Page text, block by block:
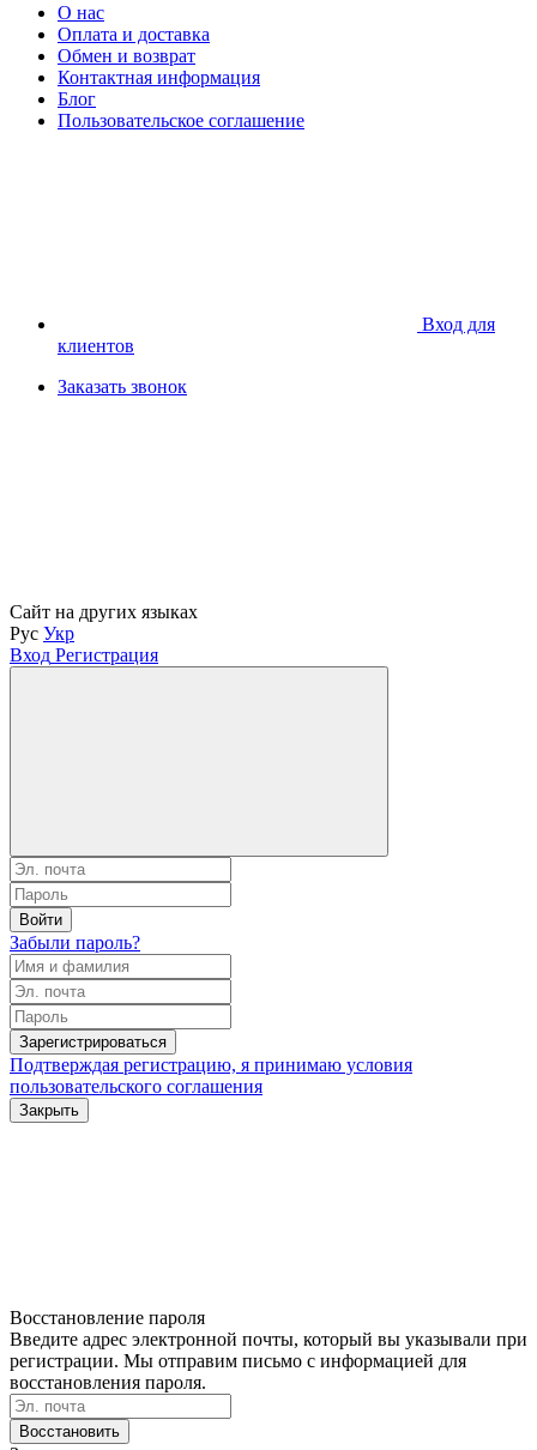
О нас
Оплата и доставка
Обмен и возврат
Контактная информация
Блог
Пользовательское соглашение
Вход для
клиентов
Заказать звонок
Сайт на других языках
Рус Укр
Вход Регистрация
Войти
Забыли пароль?
Зарегистрироваться
Подтверждая регистрацию, я принимаю условия
пользовательского соглашения
Закрыть
Восстановление пароля
Введите адрес электронной почты, который вы указывали при
регистрации. Мы отправим письмо с информацией для
восстановления пароля.
Восстановить